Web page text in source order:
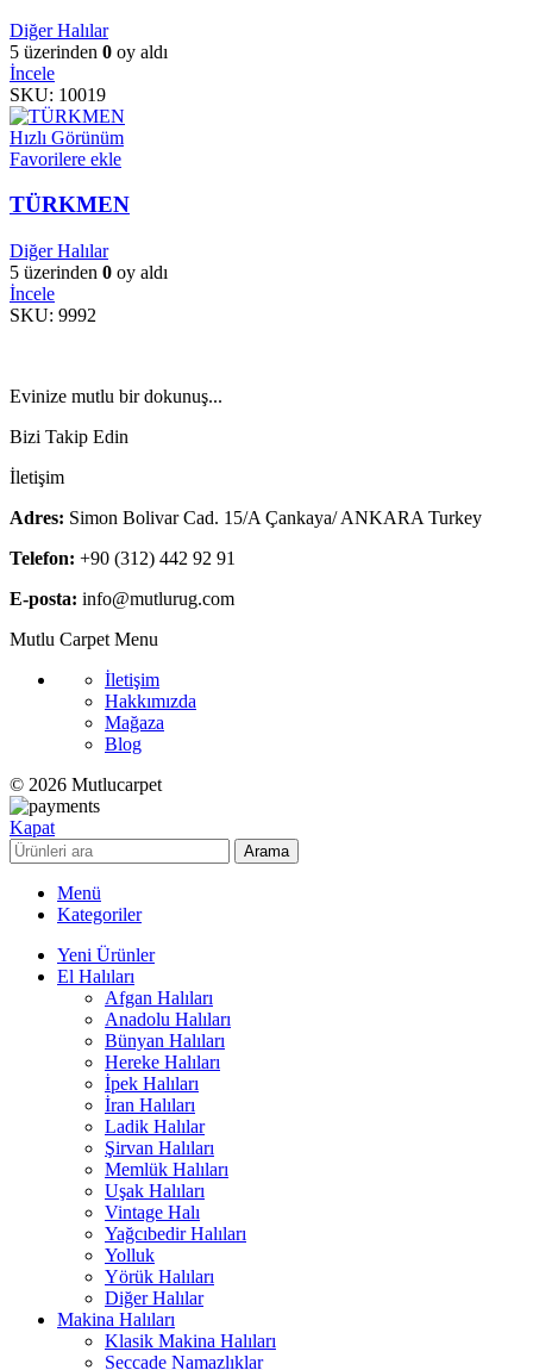
Diğer Halılar
5 üzerinden 0 oy aldı
İncele
SKU: 10019
Hızlı Görünüm
Favorilere ekle
TÜRKMEN
Diğer Halılar
5 üzerinden 0 oy aldı
İncele
SKU: 9992
Evinize mutlu bir dokunuş...
Bizi Takip Edin
İletişim
Adres: Simon Bolivar Cad. 15/A Çankaya/ ANKARA Turkey
Telefon: +90 (312) 442 92 91
E-posta: info@mutlurug.com
Mutlu Carpet Menu
İletişim
Hakkımızda
Mağaza
Blog
© 2026 Mutlucarpet
Kapat
Arama
Menü
Kategoriler
Yeni Ürünler
El Halıları
Afgan Halıları
Anadolu Halıları
Bünyan Halıları
Hereke Halıları
İpek Halıları
İran Halıları
Ladik Halılar
Şirvan Halıları
Memlük Halıları
Uşak Halıları
Vintage Halı
Yağcıbedir Halıları
Yolluk
Yörük Halıları
Diğer Halılar
Makina Halıları
Klasik Makina Halıları
Seccade Namazlıklar